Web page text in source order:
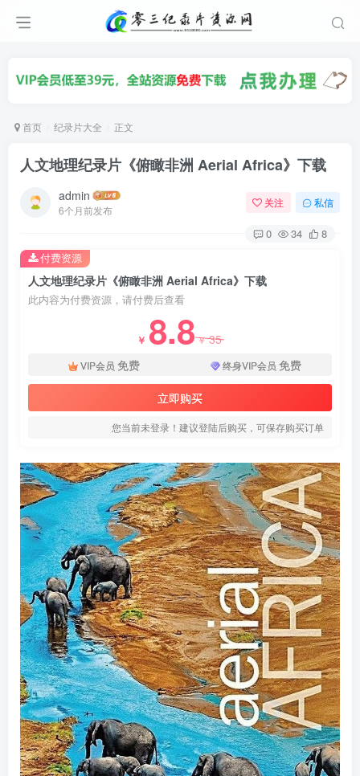
首页 纪录片大全 正文
人文地理纪录片《俯瞰非洲 Aerial Africa》下载
admin
6个月前发布
关注 私信
0 34 8
人文地理纪录片《俯瞰非洲 Aerial Africa》下载
此内容为付费资源，请付费后查看
￥ 8.8￥35
VIP会员 免费 终身VIP会员 免费
立即购买
您当前未登录！建议登陆后购买，可保存购买订单
付费资源